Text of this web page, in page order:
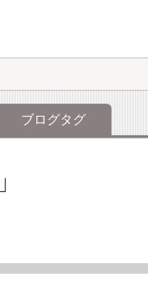
ブログタグ